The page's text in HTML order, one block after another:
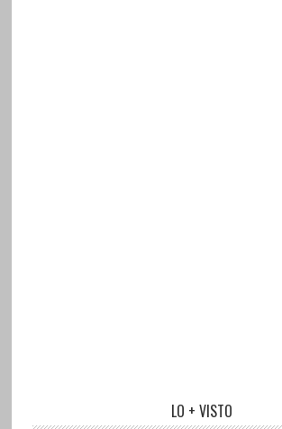
LO + VISTO